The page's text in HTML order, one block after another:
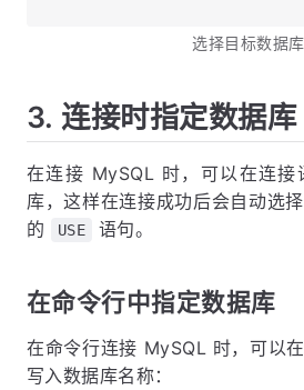
选择目标数据库
3. 连接时指定数据库
在连接 MySQL 时，可以在连接
库，这样在连接成功后会自动选
的
USE 语句。
在命令行中指定数据库
在命令行连接 MySQL 时，可以在
写入数据库名称：